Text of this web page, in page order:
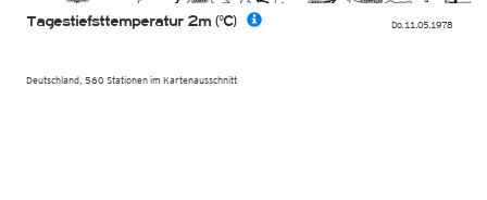
Do. 11.05.1978
Deutschland, 560 Stationen im Kartenausschnitt
Tagestiefsttemperatur 2m (°C)